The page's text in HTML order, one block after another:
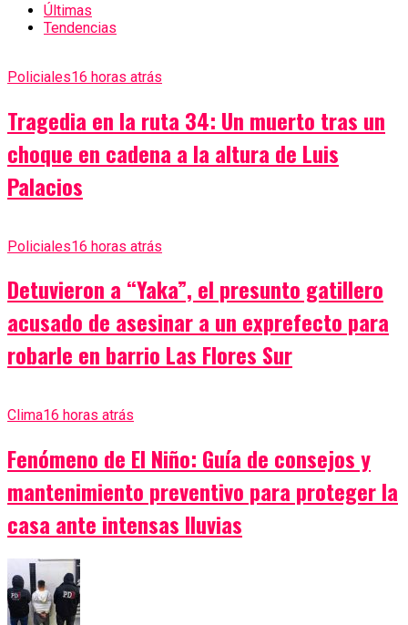
Últimas
Tendencias
Policiales16 horas atrás
Tragedia en la ruta 34: Un muerto tras un
choque en cadena a la altura de Luis
Palacios
Policiales16 horas atrás
Detuvieron a “Yaka”, el presunto gatillero
acusado de asesinar a un exprefecto para
robarle en barrio Las Flores Sur
Clima16 horas atrás
Fenómeno de El Niño: Guía de consejos y
mantenimiento preventivo para proteger la
casa ante intensas lluvias